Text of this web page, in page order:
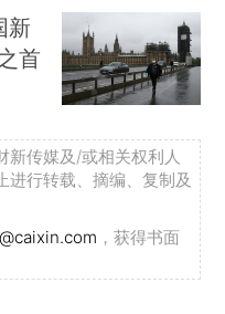
新
首
新传媒及/或相关权利人
进行转载、摘编、复制及
，获得书面